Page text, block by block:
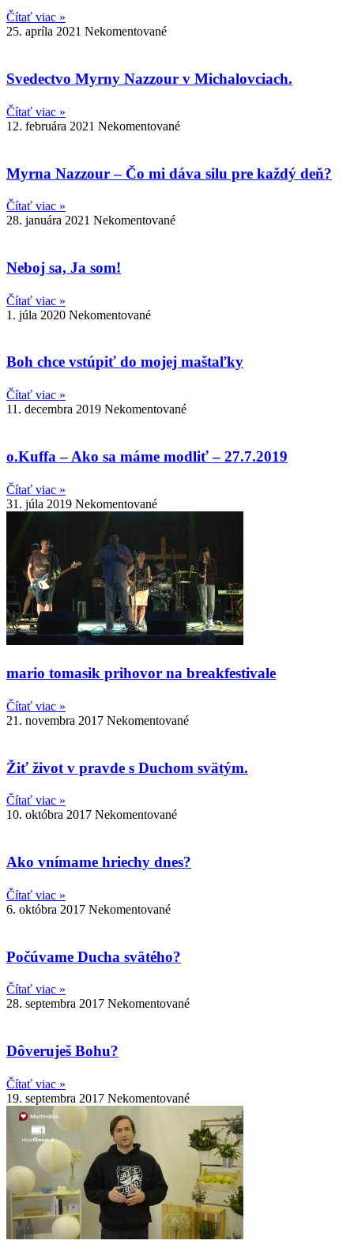
Čítať viac »
25. apríla 2021 Nekomentované
Svedectvo Myrny Nazzour v Michalovciach.
Čítať viac »
12. februára 2021 Nekomentované
Myrna Nazzour – Čo mi dáva silu pre každý deň?
Čítať viac »
28. januára 2021 Nekomentované
Neboj sa, Ja som!
Čítať viac »
1. júla 2020 Nekomentované
Boh chce vstúpiť do mojej maštaľky
Čítať viac »
11. decembra 2019 Nekomentované
o.Kuffa – Ako sa máme modliť – 27.7.2019
Čítať viac »
31. júla 2019 Nekomentované
mario tomasik prihovor na breakfestivale
Čítať viac »
21. novembra 2017 Nekomentované
Žiť život v pravde s Duchom svätým.
Čítať viac »
10. októbra 2017 Nekomentované
Ako vnímame hriechy dnes?
Čítať viac »
6. októbra 2017 Nekomentované
Počúvame Ducha svätého?
Čítať viac »
28. septembra 2017 Nekomentované
Dôveruješ Bohu?
Čítať viac »
19. septembra 2017 Nekomentované